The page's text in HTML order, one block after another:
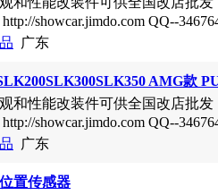
LED 灯 迎宾踏板
和性能改装件可供全国改店批
showcar.jimdo.com QQ--
广东
R171 SLK200SLK300SLK350
司有外观和性能改装件可供全
批发。 http://showcar.jimdo.com
汽车用品